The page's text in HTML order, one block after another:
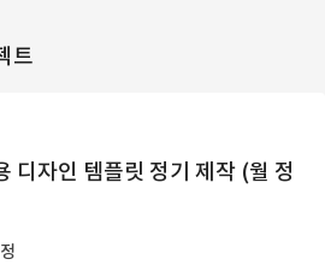
트
디자인 템플릿 정기 제작 (월 정